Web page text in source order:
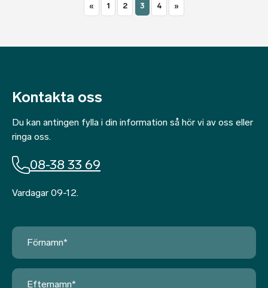
« 1 2 3 4 »
Kontakta oss
Du kan antingen fylla i din information så hör vi av oss eller
ringa oss.
08-38 33 69
Vardagar 09-12.
Förnamn
Efternamn